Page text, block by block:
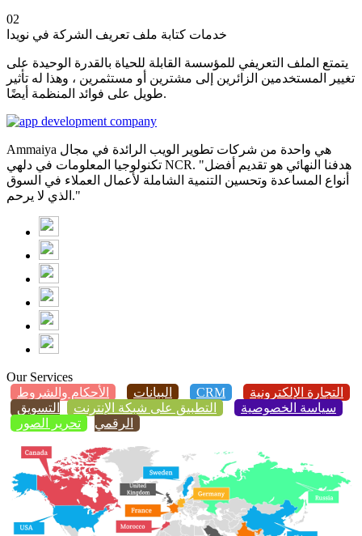
02
خدمات كتابة ملف تعريف الشركة في نويدا
يتمتع الملف التعريفي للمؤسسة القابلة للحياة بالقدرة الوحيدة على
تغيير المستخدمين الزائرين إلى مشترين أو مستثمرين ، وهذا له تأثير
طويل على فوائد المنظمة أيضًا.
Ammaiya هي واحدة من شركات تطوير الويب الرائدة في مجال
تكنولوجيا المعلومات في دلهي NCR. "هدفنا النهائي هو تقديم أفضل
أنواع المساعدة وتحسين التنمية الشاملة لأعمال العملاء في السوق
الذي لا يرحم."
Our Services
البيانات
الأحكام والشروط CRM
التجارة الإلكترونية
سياسة الخصوصية
التطبيق على شبكة الإنترنت
التسويق
الرقمي
تحرير الصور